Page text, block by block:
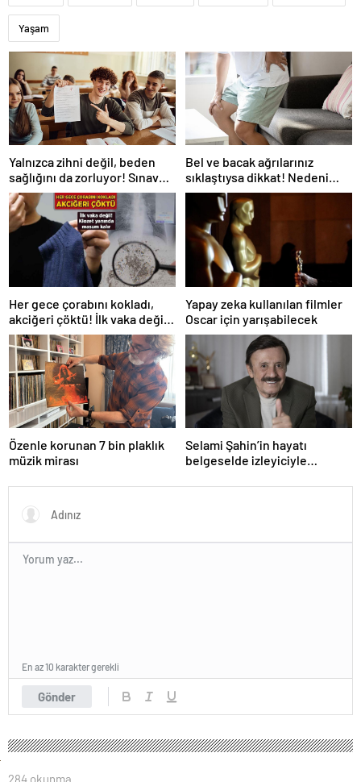
Yaşam
Yalnızca zihni değil, beden
sağlığını da zorluyor! Sınavda
başarı tabakta başlıyor
Bel ve bacak ağrılarınız
sıklaştıysa dikkat! Nedeni
omurga kanalı darlığı olabilir
Her gece çorabını kokladı,
akciğeri çöktü! İlk vaka değil:
‘Klozet yanında masum kalır’
Yapay zeka kullanılan filmler
Oscar için yarışabilecek
Özenle korunan 7 bin plaklık
müzik mirası
Selami Şahin’in hayatı
belgeselde izleyiciyle
Gönder
En az 10 karakter gerekli
284 okunma